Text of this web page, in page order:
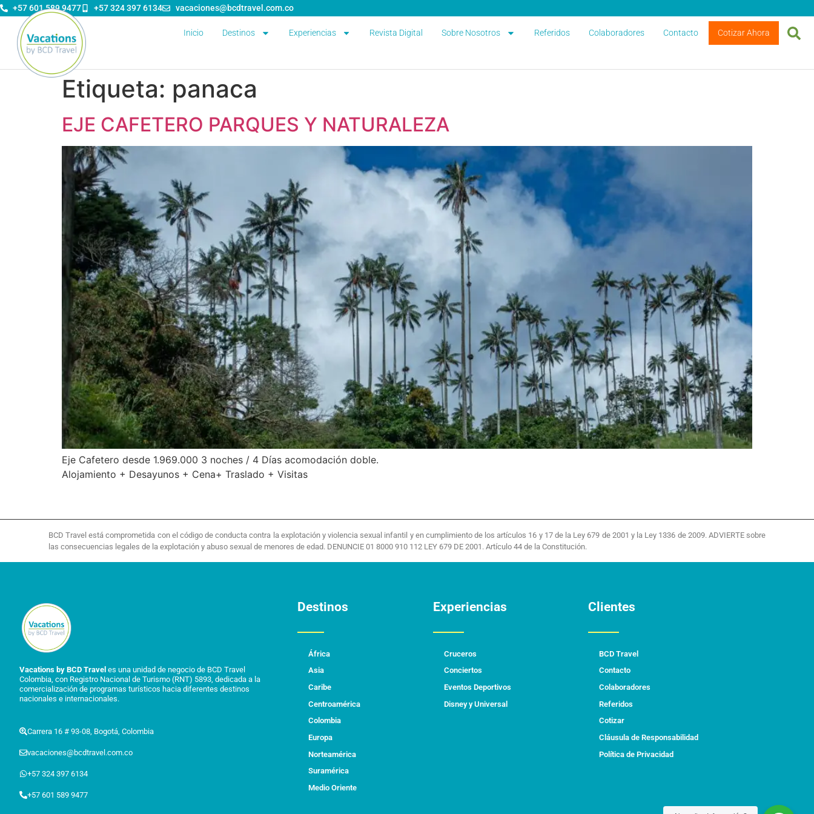
contenido
+57 601 589 9477 +57 324 397 6134 vacaciones@bcdtravel.com.co
Inicio Destinos Experiencias Revista Digital Sobre Nosotros Referidos Colaboradores Contacto Cotizar Ahora
Etiqueta: panaca
EJE CAFETERO PARQUES Y NATURALEZA
Eje Cafetero desde 1.969.000 3 noches / 4 Días acomodación doble.
Alojamiento + Desayunos + Cena+ Traslado + Visitas
BCD Travel está comprometida con el código de conducta contra la explotación y violencia sexual infantil y en cumplimiento de los artículos 16 y 17 de la Ley 679 de 2001 y la Ley 1336 de 2009. ADVIERTE sobre
las consecuencias legales de la explotación y abuso sexual de menores de edad. DENUNCIE 01 8000 910 112 LEY 679 DE 2001. Artículo 44 de la Constitución.
Vacations by BCD Travel es una unidad de negocio de BCD Travel
Colombia, con Registro Nacional de Turismo (RNT) 5893, dedicada a la
comercialización de programas turísticos hacia diferentes destinos
nacionales e internacionales.
Carrera 16 # 93-08, Bogotá, Colombia
vacaciones@bcdtravel.com.co
+57 324 397 6134
+57 601 589 9477
Destinos
África
Asia
Caribe
Centroamérica
Colombia
Europa
Norteamérica
Suramérica
Medio Oriente
Experiencias
Cruceros
Conciertos
Eventos Deportivos
Disney y Universal
Clientes
BCD Travel
Contacto
Colaboradores
Referidos
Cotizar
Cláusula de Responsabilidad
Política de Privacidad